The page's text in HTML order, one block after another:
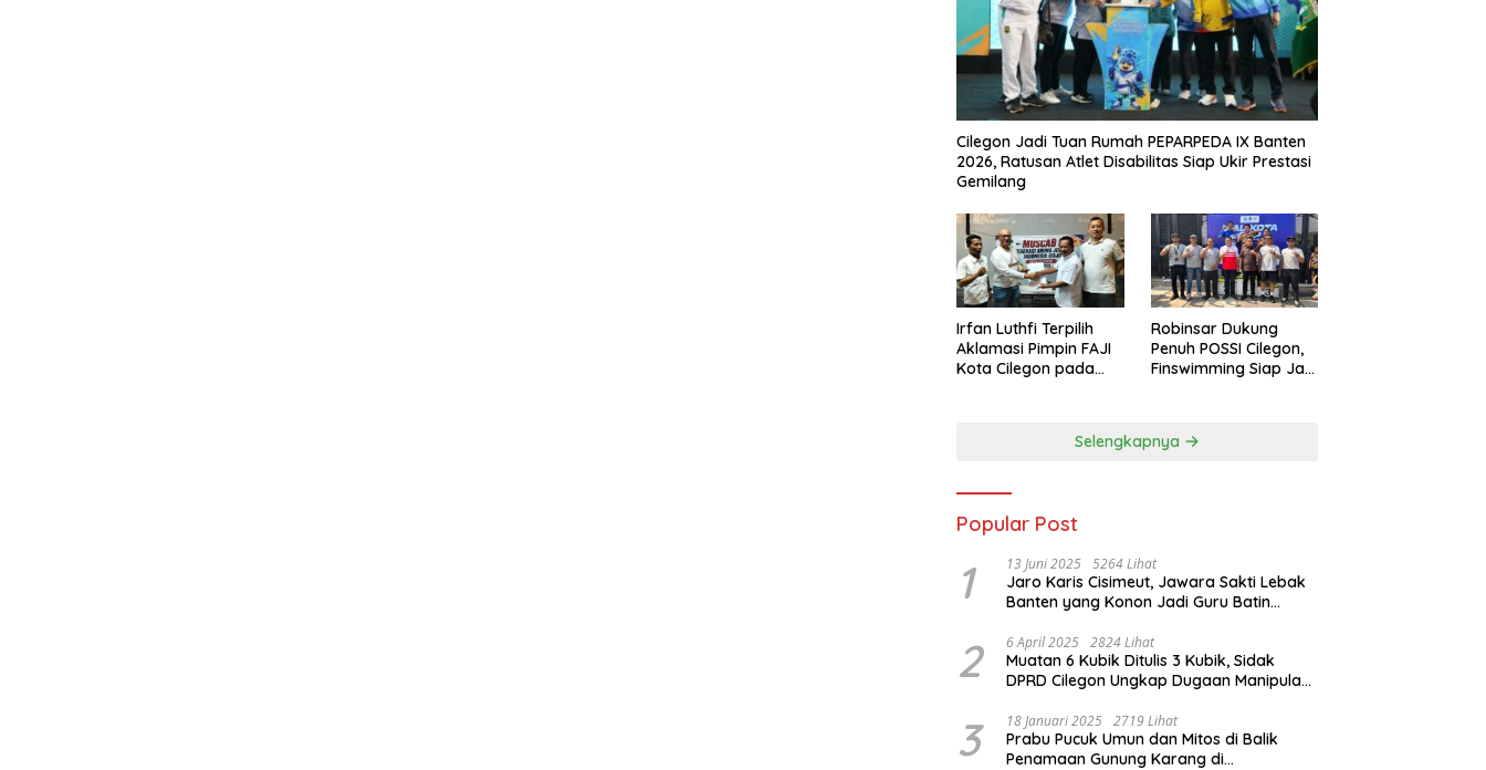
Cilegon Jadi Tuan Rumah PEPARPEDA IX Banten
2026, Ratusan Atlet Disabilitas Siap Ukir Prestasi
Gemilang
Irfan Luthfi Terpilih
Aklamasi Pimpin FAJI
Kota Cilegon pada
Robinsar Dukung
Penuh POSSI Cilegon,
Finswimming Siap Jadi
Selengkapnya
Popular Post
1 13 Juni 2025 5264 Lihat
Jaro Karis Cisimeut, Jawara Sakti Lebak
Banten yang Konon Jadi Guru Batin
2 6 April 2025 2824 Lihat
Muatan 6 Kubik Ditulis 3 Kubik, Sidak
DPRD Cilegon Ungkap Dugaan Manipulasi
3 18 Januari 2025 2719 Lihat
Prabu Pucuk Umun dan Mitos di Balik
Penamaan Gunung Karang di